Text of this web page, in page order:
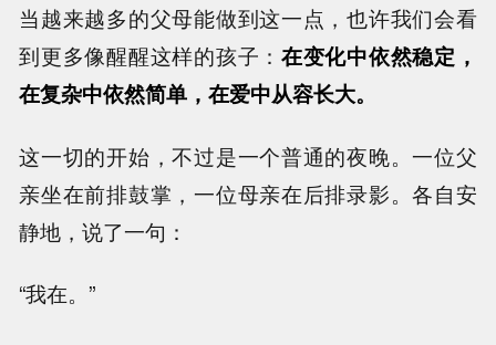
当越来越多的父母能做到这一点，也许我们会看
到更多像醒醒这样的孩子： 在变化中依然稳定，
在复杂中依然简单，在爱中从容长大。
这一切的开始，不过是一个普通的夜晚。一位父
亲坐在前排鼓掌，一位母亲在后排录影。各自安
静地，说了一句：
“我在。”